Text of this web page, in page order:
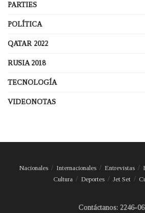
PARTIES
POLÍTICA
QATAR 2022
RUSIA 2018
TECNOLOGÍA
VIDEONOTAS
Nacionales Internacionales Entrevistas
Cultura
Deportes Jet Set
Contáctanos: 2246-